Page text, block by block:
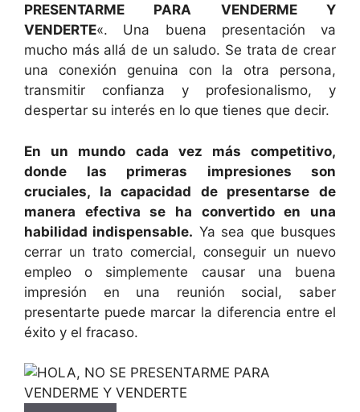
PRESENTARME PARA VENDERME Y
VENDERTE«. Una buena presentación va
mucho más allá de un saludo. Se trata de crear
una conexión genuina con la otra persona,
transmitir confianza y profesionalismo, y
despertar su interés en lo que tienes que decir.
En un mundo cada vez más competitivo,
donde las primeras impresiones son
cruciales, la capacidad de presentarse de
manera efectiva se ha convertido en una
habilidad indispensable. Ya sea que busques
cerrar un trato comercial, conseguir un nuevo
empleo o simplemente causar una buena
impresión en una reunión social, saber
presentarte puede marcar la diferencia entre el
éxito y el fracaso.